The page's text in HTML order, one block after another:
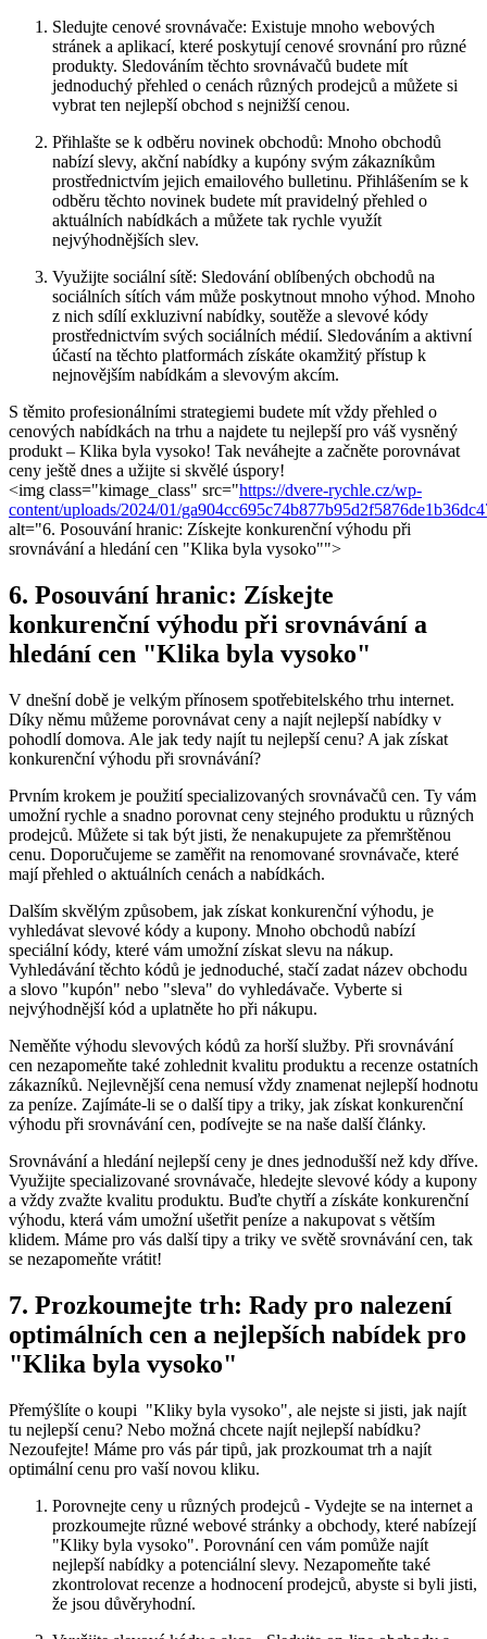
Sledujte cenové srovnávače: Existuje mnoho webových
stránek ​a aplikací, které poskytují cenové srovnání pro různé
produkty. Sledováním těchto srovnávačů budete mít
‌jednoduchý přehled o cenách různých ​prodejců a⁣ můžete si
vybrat ten nejlepší obchod s nejnižší cenou.
Přihlašte se ⁤k odběru novinek ⁤obchodů: Mnoho ⁢obchodů
nabízí slevy, akční ⁣nabídky a kupóny svým zákazníkům
prostřednictvím jejich emailového ⁤bulletinu. Přihlášením⁣ se ⁢k
‍odběru těchto novinek budete ⁢mít pravidelný přehled⁤ o
aktuálních⁣ nabídkách a můžete​ tak ⁣rychle využít
nejvýhodnějších slev.⁢
Využijte sociální‍ sítě: Sledování oblíbených obchodů ‌na
sociálních sítích vám ⁢může poskytnout mnoho ​výhod. Mnoho
z nich sdílí exkluzivní nabídky,‍ soutěže ⁢a​ slevové kódy
prostřednictvím⁢ svých sociálních médií. Sledováním a aktivní
⁢účastí na těchto platformách získáte okamžitý ‍přístup k
nejnovějším nabídkám a slevovým akcím.
S těmito‌ profesionálními strategiemi budete mít‌ vždy přehled o​
cenových nabídkách na trhu a najdete tu nejlepší pro váš vysněný⁢
produkt‍ – Klika byla vysoko! Tak neváhejte ⁤a začněte porovnávat
ceny ještě dnes a užijte si skvělé úspory!
<img class="kimage_class" src="https://dvere-rychle.cz/wp-
content/uploads/2024/01/
alt="6. ⁢Posouvání hranic: Získejte konkurenční výhodu při
⁤srovnávání a ​hledání ⁢cen "Klika byla ‌vysoko"">
6. Posouvání hranic:‌ Získejte
‍konkurenční‌ výhodu při srovnávání a‍
hledání ⁢cen "Klika ⁢byla vysoko"
V dnešní době je velkým přínosem ‍spotřebitelského trhu internet.
Díky němu můžeme⁤ porovnávat ceny a najít ⁤nejlepší nabídky v
pohodlí domova. Ale jak tedy‌ najít tu nejlepší cenu?​ A jak získat
konkurenční výhodu⁣ při srovnávání?
Prvním krokem ⁣je⁢ použití⁢ specializovaných ‍srovnávačů cen. Ty vám⁤
umožní ‍rychle⁤ a snadno porovnat ⁤ceny ‌stejného produktu u různých
prodejců. Můžete⁤ si tak⁢ být jisti, že nenakupujete za​ přemrštěnou
cenu. Doporučujeme se zaměřit na renomované srovnávače, které
mají ‌přehled o aktuálních cenách a nabídkách.
Dalším skvělým ​způsobem, jak získat konkurenční výhodu, je
vyhledávat slevové ‌kódy a ‍kupony. Mnoho⁢ obchodů nabízí
speciální kódy,‌ které vám umožní získat slevu ⁢na⁣ nákup.
Vyhledávání těchto⁢ kódů je ⁤jednoduché,⁢ stačí ​zadat název obchodu
a slovo "kupón" nebo "sleva" do vyhledávače. ‍Vyberte ⁤si
nejvýhodnější‌ kód⁢ a uplatněte ho při‍ nákupu.
Neměňte ⁤výhodu slevových‌ kódů za ‌horší služby.‌ Při srovnávání
cen nezapomeňte také zohlednit kvalitu produktu a​ recenze ostatních
zákazníků. Nejlevnější cena ​nemusí⁢ vždy znamenat nejlepší hodnotu
za‍ peníze. Zajímáte-li se o další⁤ tipy a triky, ⁣jak získat konkurenční
výhodu při​ srovnávání cen, podívejte se na naše další články.
Srovnávání a⁣ hledání nejlepší ceny ‌je dnes jednodušší než kdy dříve.
Využijte specializované srovnávače, ⁣hledejte slevové kódy a⁣ kupony
a vždy zvažte kvalitu ‌produktu. Buďte chytří a získáte konkurenční
výhodu, ⁣která vám umožní ušetřit peníze a nakupovat s ​větším
klidem. Máme⁤ pro vás další ​tipy ⁣a‍ triky ve světě ​srovnávání cen, tak
se nezapomeňte ‍vrátit!
7. Prozkoumejte‍ trh: Rady pro nalezení
optimálních ​cen​ a nejlepších ​nabídek pro⁤
"Klika byla vysoko"
Přemýšlíte ⁢o koupi ​ "Kliky⁣ byla vysoko", ale nejste⁤ si jisti,⁢ jak ⁢najít
tu nejlepší ⁤cenu? Nebo možná chcete najít ⁣nejlepší nabídku?
Nezoufejte! Máme pro vás pár tipů,​ jak prozkoumat ‍trh a ‍najít
‌optimální cenu pro vaší novou kliku.
Porovnejte‍ ceny u různých prodejců ​- ‌Vydejte se​ na⁤ internet‌ a
prozkoumejte různé webové stránky⁢ a obchody, které‍ nabízejí
"Kliky byla vysoko". Porovnání cen vám​ pomůže najít
nejlepší nabídky a potenciální slevy. Nezapomeňte​ také
zkontrolovat recenze a hodnocení prodejců,‍ abyste si byli⁤ jisti,
že jsou důvěryhodní.